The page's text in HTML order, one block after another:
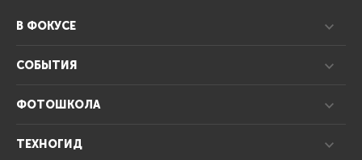
В ФОКУСЕ
СОБЫТИЯ
ФОТОШКОЛА
ТЕХНОГИД